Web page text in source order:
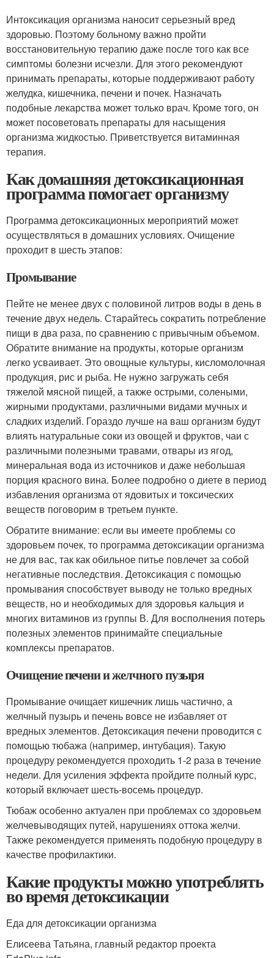
Интоксикация организма наносит серьезный вред
здоровью. Поэтому больному важно пройти
восстановительную терапию даже после того как все
симптомы болезни исчезли. Для этого рекомендуют
принимать препараты, которые поддерживают работу
желудка, кишечника, печени и почек. Назначать
подобные лекарства может только врач. Кроме того, он
может посоветовать препараты для насыщения
организма жидкостью. Приветствуется витаминная
терапия.
Как домашняя детоксикационная
программа помогает организму
Программа детоксикационных мероприятий может
осуществляться в домашних условиях. Очищение
проходит в шесть этапов:
Промывание
Пейте не менее двух с половиной литров воды в день в
течение двух недель. Старайтесь сократить потребление
пищи в два раза, по сравнению с привычным объемом.
Обратите внимание на продукты, которые организм
легко усваивает. Это овощные культуры, кисломолочная
продукция, рис и рыба. Не нужно загружать себя
тяжелой мясной пищей, а также острыми, солеными,
жирными продуктами, различными видами мучных и
сладких изделий. Гораздо лучше на ваш организм будут
влиять натуральные соки из овощей и фруктов, чаи с
различными полезными травами, отвары из ягод,
минеральная вода из источников и даже небольшая
порция красного вина. Более подробно о диете в период
избавления организма от ядовитых и токсических
веществ поговорим в третьем пункте.
Обратите внимание: если вы имеете проблемы со
здоровьем почек, то программа детоксикации организма
не для вас, так как обильное питье повлечет за собой
негативные последствия. Детоксикация с помощью
промывания способствует выводу не только вредных
веществ, но и необходимых для здоровья кальция и
многих витаминов из группы В. Для восполнения потерь
полезных элементов принимайте специальные
комплексы препаратов.
Очищение печени и желчного пузыря
Промывание очищает кишечник лишь частично, а
желчный пузырь и печень вовсе не избавляет от
вредных элементов. Детоксикация печени проводится с
помощью тюбажа (например, интубация). Такую
процедуру рекомендуется проходить 1-2 раза в течение
недели. Для усиления эффекта пройдите полный курс,
который включает шесть-восемь процедур.
Тюбаж особенно актуален при проблемах со здоровьем
желчевыводящих путей, нарушениях оттока желчи.
Также рекомендуется применять подобную процедуру в
качестве профилактики.
Какие продукты можно употреблять
во время детоксикации
Еда для детоксикации организма
Елисеева Татьяна, главный редактор проекта